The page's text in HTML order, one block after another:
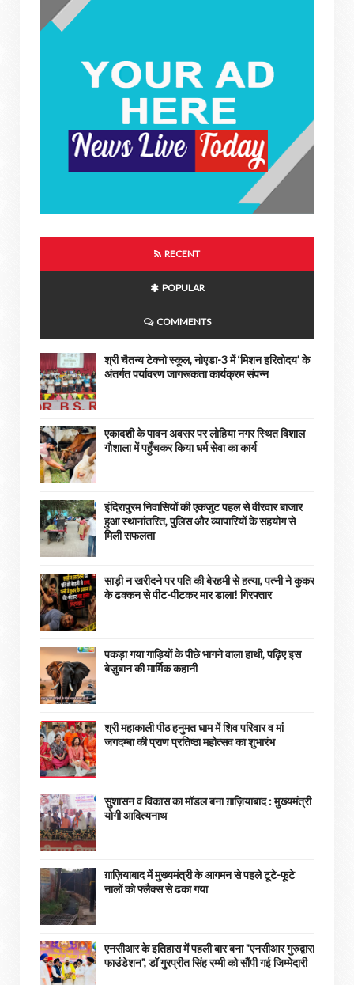
RECENT
POPULAR
COMMENTS
श्री चैतन्य टेक्नो स्कूल, नोएडा-3 में ‘मिशन हरितोदय’ के
अंतर्गत पर्यावरण जागरूकता कार्यक्रम संपन्न
एकादशी के पावन अवसर पर लोहिया नगर स्थित विशाल
गौशाला में पहुँचकर किया धर्म सेवा का कार्य
इंदिरापुरम निवासियों की एकजुट पहल से वीरवार बाजार
हुआ स्थानांतरित, पुलिस और व्यापारियों के सहयोग से
मिली सफलता
साड़ी न खरीदने पर पति की बेरहमी से हत्या, पत्नी ने कुकर
के ढक्कन से पीट-पीटकर मार डाला! गिरफ्तार
पकड़ा गया गाड़ियों के पीछे भागने वाला हाथी, पढ़िए इस
बेज़ुबान की मार्मिक कहानी
श्री महाकाली पीठ हनुमत धाम में शिव परिवार व मां
जगदम्बा की प्राण प्रतिष्ठा महोत्सव का शुभारंभ
सुशासन व विकास का मॉडल बना ग़ाज़ियाबाद : ​मुख्यमंत्री
योगी आदित्यनाथ
ग़ाज़ियाबाद में मुख्यमंत्री के आगमन से पहले टूटे-फूटे
नालों को फ्लैक्स से ढका गया
एनसीआर के इतिहास में पहली बार बना "एनसीआर गुरुद्वारा
फाउंडेशन", डॉ गुरप्रीत सिंह रम्मी को सौंपी गई जिम्मेदारी